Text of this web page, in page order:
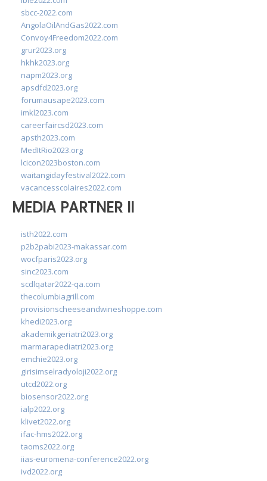
sbcc-2022.com
AngolaOilAndGas2022.com
Convoy4Freedom2022.com
grur2023.org
hkhk2023.org
napm2023.org
apsdfd2023.org
forumausape2023.com
imkl2023.com
careerfaircsd2023.com
apsth2023.com
MedItRio2023.org
lcicon2023boston.com
waitangidayfestival2022.com
vacancesscolaires2022.com
MEDIA PARTNER II
isth2022.com
p2b2pabi2023-makassar.com
wocfparis2023.org
sinc2023.com
scdlqatar2022-qa.com
thecolumbiagrill.com
provisionscheeseandwineshoppe.com
khedi2023.org
akademikgeriatri2023.org
marmarapediatri2023.org
emchie2023.org
girisimselradyoloji2022.org
utcd2022.org
biosensor2022.org
ialp2022.org
klivet2022.org
ifac-hms2022.org
taoms2022.org
iias-euromena-conference2022.org
ivd2022.org